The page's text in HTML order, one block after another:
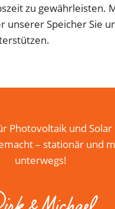
zu gewährleisten.
unserer Speicher Sie
Photovoltaik und Solar
– stationär und
unterwegs!